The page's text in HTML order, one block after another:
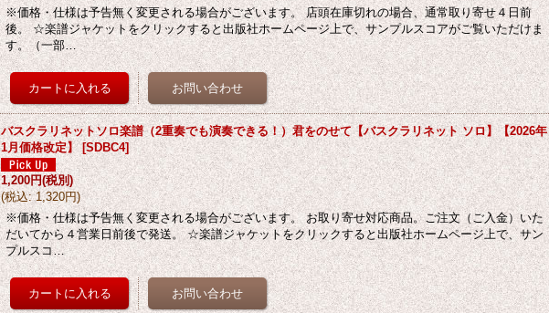
※価格・仕様は予告無く変更される場合がございます。 店頭在庫切れの場合、通常取り寄せ４日前
後。 ☆楽譜ジャケットをクリックすると出版社ホームページ上で、サンプルスコアがご覧いただけま
す。（一部…
バスクラリネットソロ楽譜（2重奏でも演奏できる！）君をのせて【バスクラリネット ソロ】【2026年
1月価格改定】 [SDBC4]
1,200円(税別)
(税込: 1,320円)
※価格・仕様は予告無く変更される場合がございます。 お取り寄せ対応商品。ご注文（ご入金）いた
だいてから４営業日前後で発送。 ☆楽譜ジャケットをクリックすると出版社ホームページ上で、サン
プルスコ…